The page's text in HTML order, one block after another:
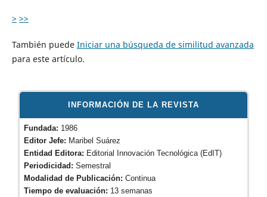
> >>
También puede Iniciar una búsqueda de similitud avanzada
para este artículo.
INFORMACIÓN DE LA REVISTA
Fundada: 1986
Editor Jefe: Maribel Suárez
Entidad Editora: Editorial Innovación Tecnológica (EdIT)
Periodicidad: Semestral
Modalidad de Publicación: Continua
Tiempo de evaluación: 13 semanas